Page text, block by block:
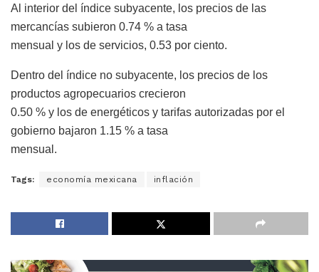
Al interior del índice subyacente, los precios de las
mercancías subieron 0.74 % a tasa
mensual y los de servicios, 0.53 por ciento.
Dentro del índice no subyacente, los precios de los
productos agropecuarios crecieron
0.50 % y los de energéticos y tarifas autorizadas por el
gobierno bajaron 1.15 % a tasa
mensual.
Tags: economía mexicana inflación